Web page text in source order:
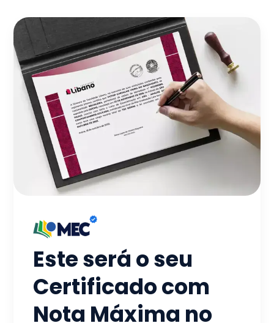
Este será o seu
Certificado com
Nota Máxima no